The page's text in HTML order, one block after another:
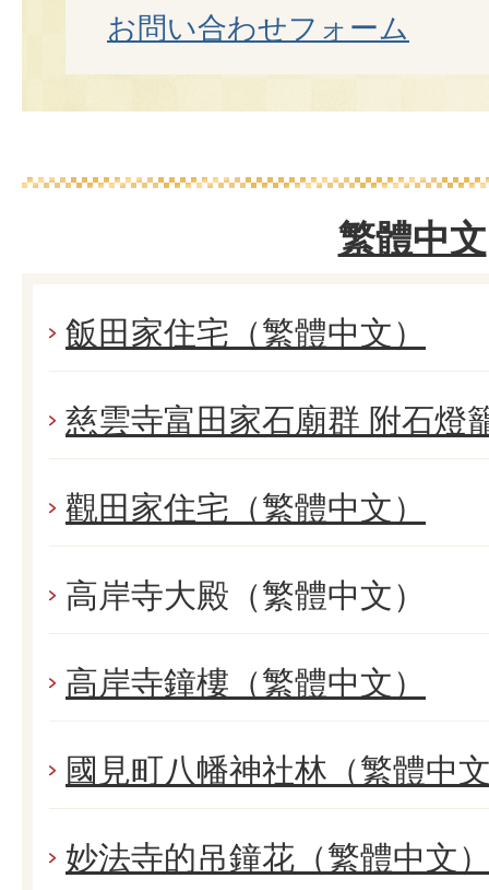
お問い合わせフォーム
繁體中文
飯田家住宅（繁體中文）
慈雲寺富田家石廟群 附石燈
觀田家住宅（繁體中文）
高岸寺大殿（繁體中文）
高岸寺鐘樓（繁體中文）
國見町八幡神社林（繁體中
妙法寺的吊鐘花（繁體中文